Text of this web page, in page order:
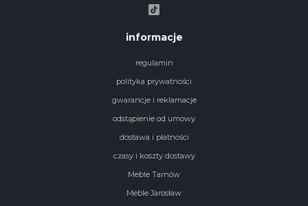
informacje
regulamin
polityka prywatności
gwarancje i reklamacje
odstąpienie od umowy
dostawa i płatności
czasy i koszty dostawy
Meble Tarnów
Meble Jarosław